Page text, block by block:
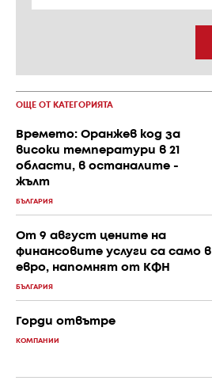
ОЩЕ ОТ КАТЕГОРИЯТА
Времето: Оранжев код за
високи температури в 21
области, в останалите -
жълт
БЪЛГАРИЯ
От 9 август цените на
финансовите услуги са само в
евро, напомнят от КФН
БЪЛГАРИЯ
Горди отвътре
КОМПАНИИ